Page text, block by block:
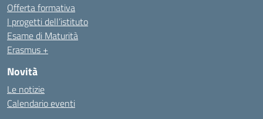
Offerta formativa
I progetti dell’istituto
Esame di Maturità
Erasmus +
Novità
Le notizie
Calendario eventi